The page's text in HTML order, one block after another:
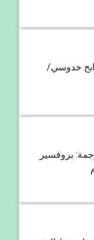
خدوسي/
ترجمة: بروفسير